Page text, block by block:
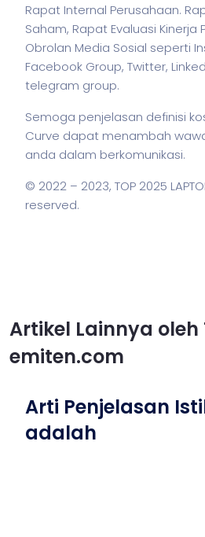
Rapat Internal Perusahaan.
Saham, Rapat Evaluasi Kinerja
Obrolan Media Sosial seperti
Facebook Group, Twitter,
telegram group.
Semoga penjelasan definisi
Curve dapat menambah
anda dalam berkomunikasi.
© 2022 – 2023, TOP 2025
reserved.
Artikel Lainnya oleh
emiten.com
Arti Penjelasan
adalah